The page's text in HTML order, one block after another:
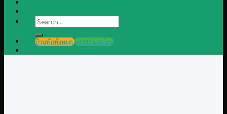
Search
for:
บ้านพักทั้งหมด @LINE แอดไลน์